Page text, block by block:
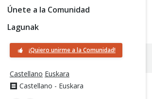
Únete a la Comunidad
Lagunak
¡Quiero unirme a la Comunidad!
Castellano Euskara
Castellano - Euskara